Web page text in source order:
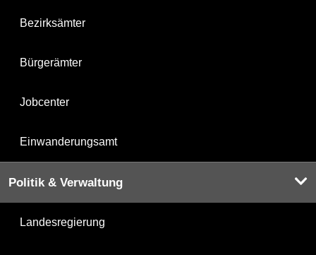
Bezirksämter
Bürgerämter
Jobcenter
Einwanderungsamt
Politik & Verwaltung
Landesregierung